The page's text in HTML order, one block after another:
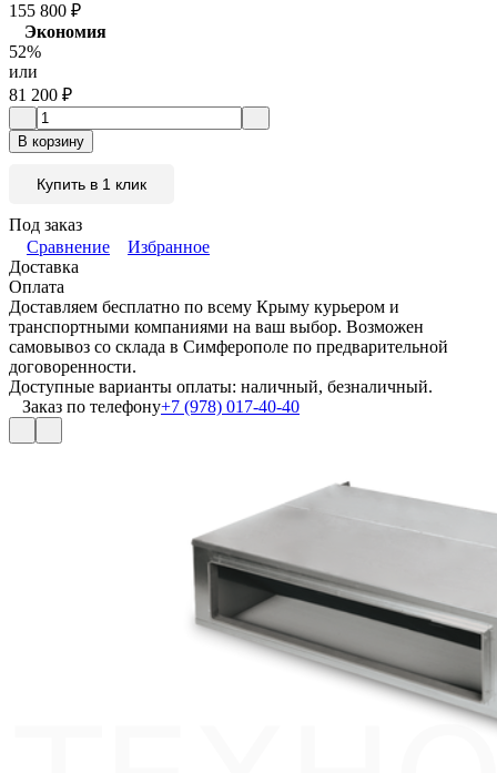
155 800 ₽
Экономия
52%
или
81 200 ₽
В корзину
Купить в 1 клик
Под заказ
Сравнение
Избранное
Доставка
Оплата
Доставляем бесплатно по всему Крыму курьером и
транспортными компаниями на ваш выбор. Возможен
самовывоз со склада в Симферополе по предварительной
договоренности.
Доступные варианты оплаты: наличный, безналичный.
Заказ по телефону+7 (978) 017-40-40